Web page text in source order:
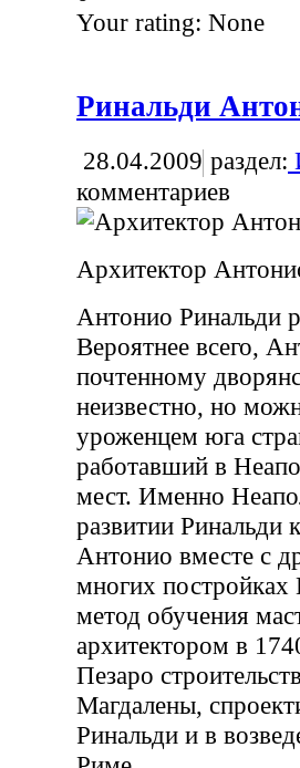
Your rating: None
Ринальди
28.04.2009 раздел:
комментариев
Архитектор
Антонио Ринальди
Вероятнее всего,
почтенному
неизвестно, но
уроженцем юга
работавший в
мест. Именно
развитии Ринальди
Антонио вместе с
многих постройках
метод обучения
архитектором в
Пезаро
Магдалены,
Ринальди и в